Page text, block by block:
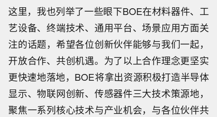
这里，我也列举了一些眼下BOE在材料器件、工
艺设备、终端技术、通用平台、场景应用方面关
注的话题，希望各位创新伙伴能够与我们一起，
开放合作、共创机遇。为了以上合作理念更坚实
更快速地落地，BOE将拿出资源积极打造半导体
显示、物联网创新、传感器件三大技术策源地，
聚焦一系列核心技术与产业机会，与各位伙伴共